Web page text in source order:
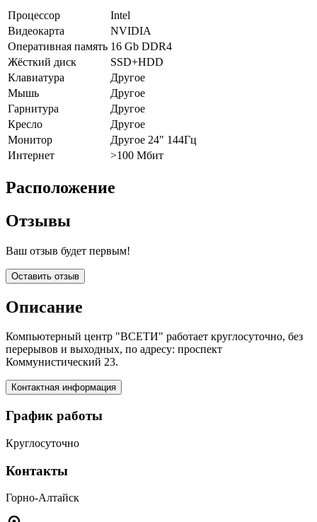
Процессор
Intel
Видеокарта
NVIDIA
Оперативная память 16 Gb DDR4
Жёсткий диск
SSD+HDD
Клавиатура
Другое
Мышь
Другое
Гарнитура
Другое
Кресло
Другое
Монитор
Другое 24" 144Гц
Интернет
>100 Мбит
Расположение
Отзывы
Ваш отзыв будет первым!
Оставить отзыв
Описание
Компьютерный центр "ВСЕТИ" работает круглосуточно, без
перерывов и выходных, по адресу: проспект
Коммунистический 23.
Контактная информация
График работы
Круглосуточно
Контакты
Горно-Алтайск